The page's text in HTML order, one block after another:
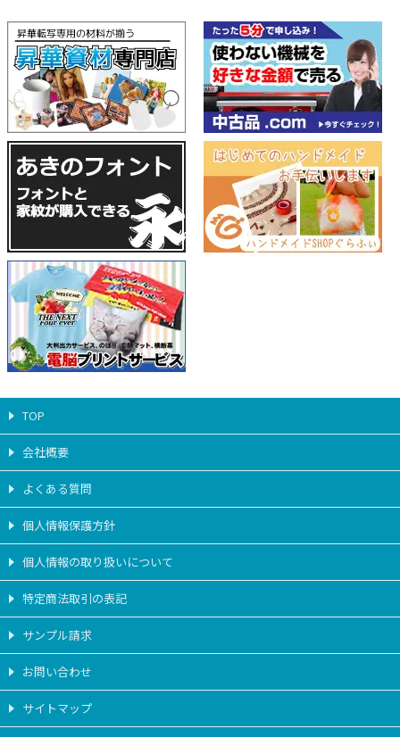
TOP
会社概要
よくある質問
個人情報保護方針
個人情報の取り扱いについて
特定商法取引の表記
サンプル請求
お問い合わせ
サイトマップ